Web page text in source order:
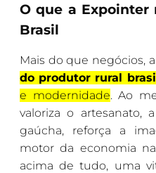
O que a Expointer
Brasil
Mais do que negócios,
do produtor rural
e modernidade. Ao
valoriza o artesanato,
gaúcha, reforça a
motor da economia
acima de tudo, uma